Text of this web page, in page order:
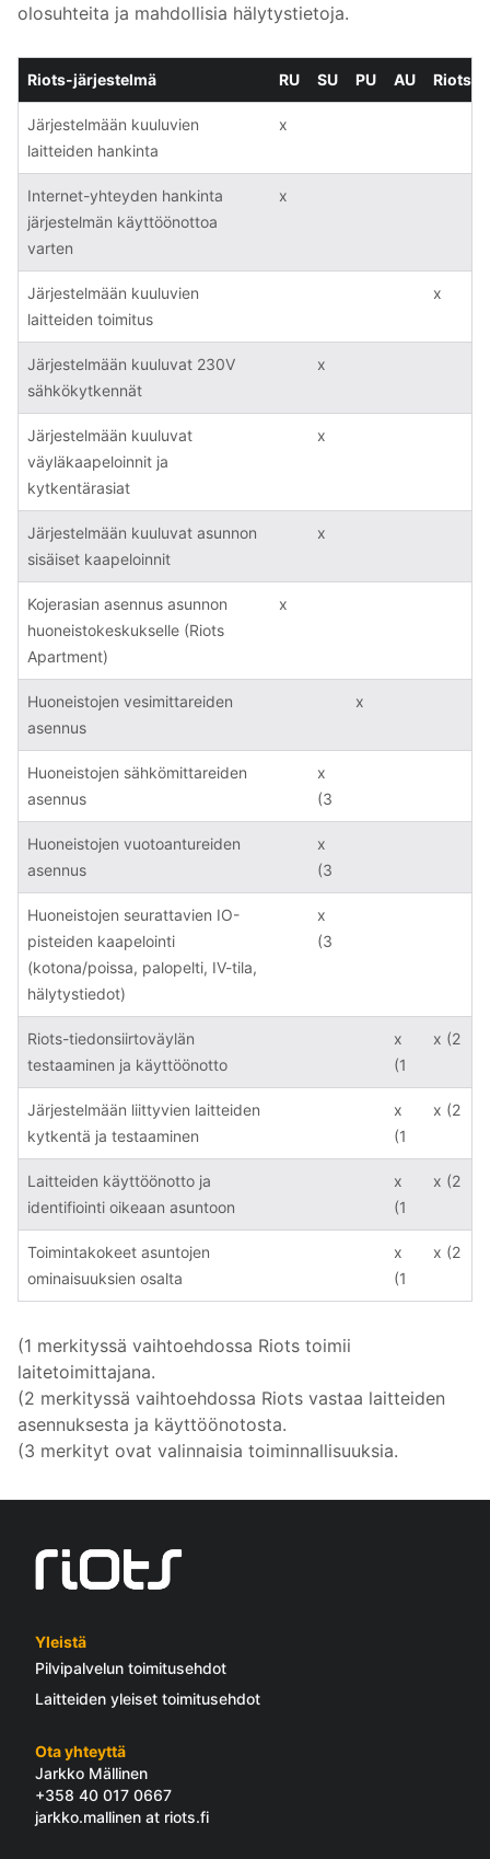
olosuhteita ja mahdollisia hälytystietoja.
Riots-järjestelmä RU SU PU AU Riots
Järjestelmään kuuluvien
laitteiden hankinta
x
Internet-yhteyden hankinta
järjestelmän käyttöönottoa
varten
x
Järjestelmään kuuluvien
laitteiden toimitus
x
Järjestelmään kuuluvat 230V
sähkökytkennät
x
Järjestelmään kuuluvat
väyläkaapeloinnit ja
kytkentärasiat
x
Järjestelmään kuuluvat asunnon
sisäiset kaapeloinnit
x
Kojerasian asennus asunnon
huoneistokeskukselle (Riots
Apartment)
x
Huoneistojen vesimittareiden
asennus
x
Huoneistojen sähkömittareiden
asennus
x
(3
Huoneistojen vuotoantureiden
asennus
x
(3
Huoneistojen seurattavien IO-
pisteiden kaapelointi
(kotona/poissa, palopelti, IV-tila,
hälytystiedot)
x
(3
Riots-tiedonsiirtoväylän
testaaminen ja käyttöönotto
x
(1
x (2
Järjestelmään liittyvien laitteiden
kytkentä ja testaaminen
x
(1
x (2
Laitteiden käyttöönotto ja
identifiointi oikeaan asuntoon
x
(1
x (2
Toimintakokeet asuntojen
ominaisuuksien osalta
x
(1
x (2
(1 merkityssä vaihtoehdossa Riots toimii
laitetoimittajana.
(2 merkityssä vaihtoehdossa Riots vastaa laitteiden
asennuksesta ja käyttöönotosta.
(3 merkityt ovat valinnaisia toiminnallisuuksia.
Yleistä
Pilvipalvelun toimitusehdot
Laitteiden yleiset toimitusehdot
Ota yhteyttä
Jarkko Mällinen
+358 40 017 0667
jarkko.mallinen at riots.fi